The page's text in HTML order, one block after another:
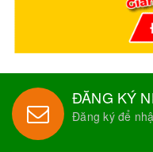
ĐĂNG KÝ
Đăng ký để